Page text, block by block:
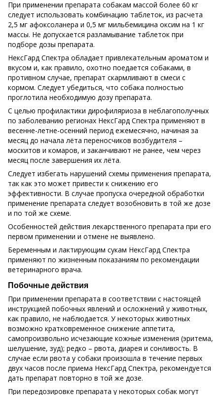
При применении препарата собакам массой более 60 кг
следует использовать комбинацию таблеток, из расчета
2,5 мг афоксоланера и 0,5 мг мильбемицина оксим на 1 кг
массы. Не допускается разламывание таблеток при
подборе дозы препарата.
НексГард Спектра обладает привлекательным ароматом и
вкусом и, как правило, охотно поедается собаками, в
противном случае, препарат скармливают в смеси с
кормом. Следует убедиться, что собака полностью
проглотила необходимую дозу препарата.
С целью профилактики дирофиляриоза в неблагополучных
по заболеванию регионах НексГард Спектра применяют в
весенне-летне-осенний период ежемесячно, начиная за
месяц до начала лёта переносчиков возбудителя –
москитов и комаров, и заканчивают не ранее, чем через
месяц после завершения их лёта.
Следует избегать нарушений схемы применения препарата,
так как это может привести к снижению его
эффективности. В случае пропуска очередной обработки
применение препарата следует возобновить в той же дозе
и по той же схеме.
Особенностей действия лекарственного препарата при его
первом применении и отмене не выявлено.
Беременным и лактирующим сукам НексГард Спектра
применяют по жизненным показаниям по рекомендации
ветеринарного врача.
Побочные действия
При применении препарата в соответствии с настоящей
инструкцией побочных явлений и осложнений у животных,
как правило, не наблюдается. У некоторых животных
возможно кратковременное снижение аппетита,
самопроизвольно исчезающие кожные изменения (эритема,
шелушение, зуд); редко – рвота, диарея и сонливость. В
случае если рвота у собаки произошла в течение первых
двух часов после приема НексГард Спектра, рекомендуется
дать препарат повторно в той же дозе.
При передозировке препарата у некоторых собак могут